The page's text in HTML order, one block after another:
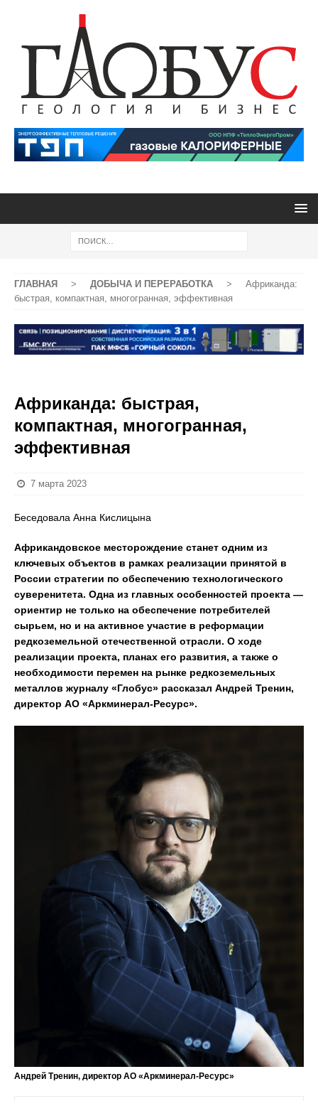
ГЛАВНАЯ > ДОБЫЧА И ПЕРЕРАБОТКА >
Африканда:
быстрая, компактная, многогранная, эффективная
Африканда: быстрая,
компактная, многогранная,
эффективная
7 марта 2023
Беседовала Анна Кислицына
Африкандовское месторождение станет одним из
ключевых объектов в рамках реализации принятой в
России стратегии по обеспечению технологического
суверенитета. Одна из главных особенностей проекта —
ориентир не только на обеспечение потребителей
сырьем, но и на активное участие в реформации
редкоземельной отечественной отрасли. О ходе
реализации проекта, планах его развития, а также о
необходимости перемен на рынке редкоземельных
металлов журналу «Глобус» рассказал Андрей Тренин,
директор АО «Аркминерал-Ресурс».
Андрей Тренин, директор АО «Аркминерал-Ресурс»